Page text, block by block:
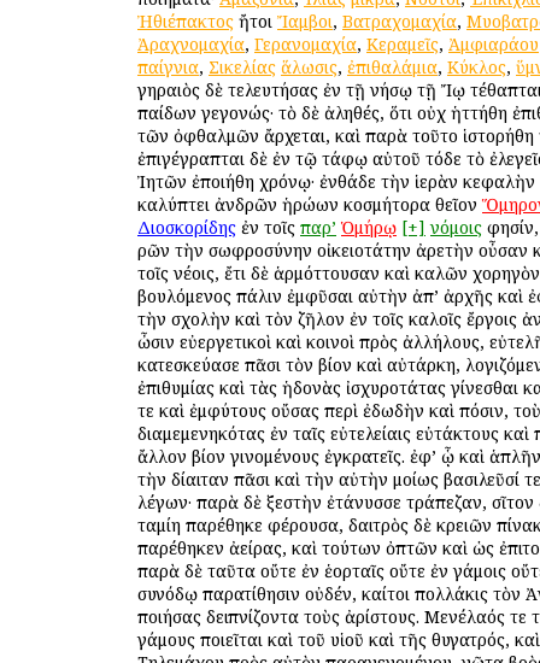
Ἠθιέπακτος ἤτοι Ἴαμβοι, Βατραχομαχία,
Ἀραχνομαχία, Γερανομαχία, Κεραμεῖς, Ἀμφιαράου
παίγνια, Σικελίας ἅλωσις, ἐπιθαλάμια, Κύκλος,
γηραιὸς δὲ τελευτήσας ἐν τῇ νήσῳ τῇ Ἴῳ
παίδων γεγονώς· τὸ δὲ ἀληθές, ὅτι οὐχ ἡττήθη
τῶν ὀφθαλμῶν ἄρχεται, καὶ παρὰ τοῦτο ἱστορήθη
ἐπιγέγραπται δὲ ἐν τῷ τάφῳ αὐτοῦ τόδε τὸ
Ἰητῶν ἐποιήθη χρόνῳ· ἐνθάδε τὴν ἱερὰν κεφαλὴν
καλύπτει ἀνδρῶν ἡρώων κοσμήτορα θεῖον
Διοσκορίδης ἐν τοῖς παρ’ Ὁμήρῳ [+] νόμοις
ὁρῶν τὴν σωφροσύνην οἰκειοτάτην ἀρετὴν οὖσαν
τοῖς νέοις, ἔτι δὲ ἁρμόττουσαν καὶ καλῶν
βουλόμενος πάλιν ἐμφῦσαι αὐτὴν ἀπ’ ἀρχῆς καὶ
τὴν σχολὴν καὶ τὸν ζῆλον ἐν τοῖς καλοῖς ἔργοις
ὦσιν εὐεργετικοὶ καὶ κοινοὶ πρὸς ἀλλήλους,
κατεσκεύασε πᾶσι τὸν βίον καὶ αὐτάρκη,
ἐπιθυμίας καὶ τὰς ἡδονὰς ἰσχυροτάτας γίνεσθαι
τε καὶ ἐμφύτους οὔσας περὶ ἐδωδὴν καὶ πόσιν,
διαμεμενηκότας ἐν ταῖς εὐτελείαις εὐτάκτους καὶ
ἄλλον βίον γινομένους ἐγκρατεῖς. ἐφ’ ᾧ καὶ
τὴν δίαιταν πᾶσι καὶ τὴν αὐτὴν ὁμοίως βασιλεῦσί
λέγων· παρὰ δὲ ξεστὴν ἐτάνυσσε τράπεζαν, σῖτον
ταμίη παρέθηκε φέρουσα, δαιτρὸς δὲ κρειῶν
παρέθηκεν ἀείρας, καὶ τούτων ὀπτῶν καὶ ὡς
παρὰ δὲ ταῦτα οὔτε ἐν ἑορταῖς οὔτε ἐν γάμοις
συνόδῳ παρατίθησιν οὐδέν, καίτοι πολλάκις τὸν
ποιήσας δειπνίζοντα τοὺς ἀρίστους. Μενέλαός τε
γάμους ποιεῖται καὶ τοῦ υἱοῦ καὶ τῆς θυγατρός,